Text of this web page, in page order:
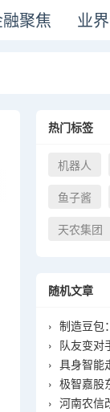
聚焦 业
热门标签
机器人
鱼子酱
天农集团
随机文章
› 制造豆包
› 队友变对
› 具身智能
› 极智嘉股
› 河南农信